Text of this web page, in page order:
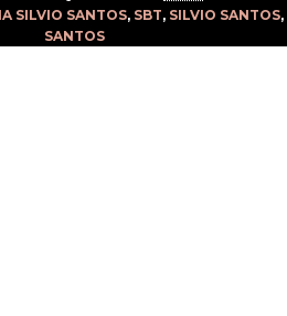
SILVIO SANTOS, SBT, SILVIO SANTOS,
SANTOS